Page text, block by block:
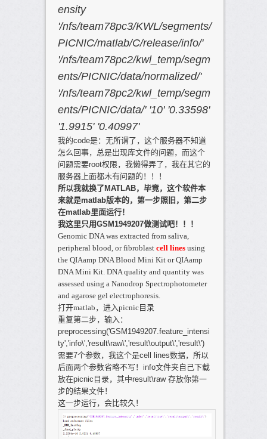
ensity
'/nfs/team78pc3/KWL/segments/
PICNIC/matlab/C/release/info/'
'/nfs/team78pc2/kwl_temp/segm
ents/PICNIC/data/normalized/'
'/nfs/team78pc2/kwl_temp/segm
ents/PICNIC/data/' '10' '0.33598'
'1.9915' '0.40997'
我的code是：无所谓了，这个服务器不知道
怎么回事，总是出现库文件的问题，而这个
问题需要root权限，我懒得弄了，我在其它的
服务器上面都木有问题的！！！
所以我就换了MATLAB，毕竟，这个软件本
来就是matlab版本的，第一步照旧，第二步
在matlab里面运行！
我这里只用GSM1949207做测试吧！！！
Genomic DNA was extracted from saliva,
peripheral blood, or fibroblast cell lines using
the QIAamp DNA Blood Mini Kit or QIAamp
DNA Mini Kit. DNA quality and quantity was
assessed using a Nanodrop Spectrophotometer
and agarose gel electrophoresis.
打开matlab，进入picnic目录
重复第二步，输入：
preprocessing('GSM1949207.feature_intensi
ty','info\','result\raw\','result\output\','result\')
需要7个参数，我这个是cell lines数据，所以
后面两个参数省略不写！info文件夹自己下载
放在picnic目录，其中result\raw 存放你第一
步的结果文件！
这一步运行，会比较久！